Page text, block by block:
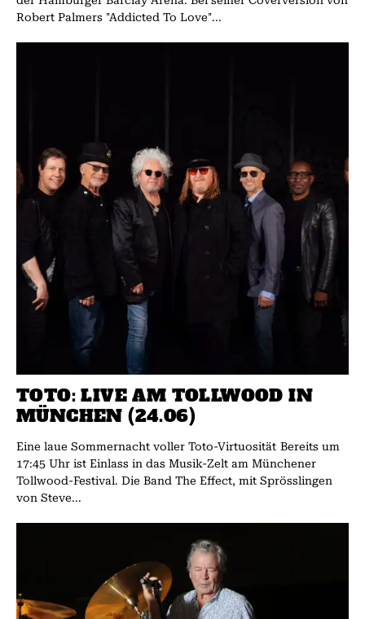
Robert Palmers "Addicted To Love"...
TOTO: LIVE AM TOLLWOOD IN
MÜNCHEN (24.06)
Eine laue Sommernacht voller Toto-Virtuosität Bereits um
17:45 Uhr ist Einlass in das Musik-Zelt am Münchener
Tollwood-Festival. Die Band The Effect, mit Sprösslingen
von Steve...